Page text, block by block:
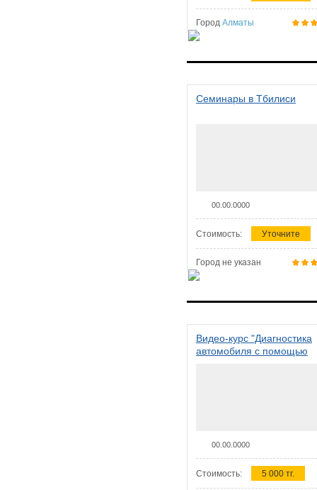
Город Алматы
Семинары в Тбилиси
00.00.0000
Стоимость: Уточните
Город не указан
Видео-курс "Диагностика
автомобиля с помощью
00.00.0000
Стоимость: 5 000 тг.